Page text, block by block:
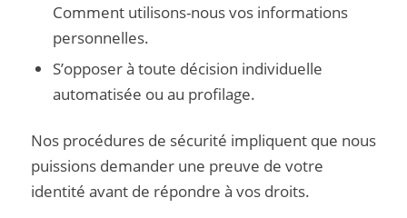
Comment utilisons-nous vos informations
personnelles.
S’opposer à toute décision individuelle
automatisée ou au profilage.
Nos procédures de sécurité impliquent que nous
puissions demander une preuve de votre
identité avant de répondre à vos droits.